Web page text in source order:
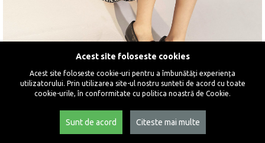
Acest site foloseste cookies
Acest site foloseste cookie-uri pentru a îmbunătăți experiența
utilizatorului. Prin utilizarea site-ul nostru sunteti de acord cu toate
cookie-urile, în conformitate cu politica noastră de Cookie.
Sunt de acord Citeste mai multe